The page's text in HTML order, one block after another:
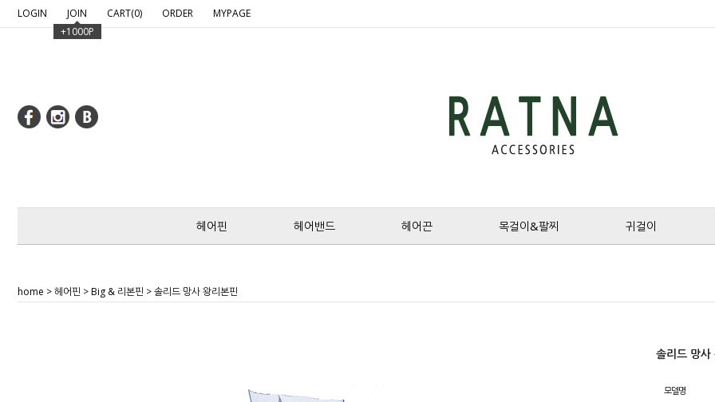
google-site-verification: google2c97fcfd8c6bef7b.htm
LOGIN
JOIN
+1000P
CART(0) ORDER MYPAGE
헤어핀 헤어밴드 헤어끈 목걸이&팔찌 귀걸이
home >헤어핀 >Big & 리본핀 > 솔리드 망사 왕리본핀
솔리드 망
모델명